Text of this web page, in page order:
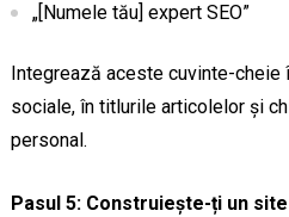
„[Numele tău] expert SEO”
Integrează aceste cuvinte-
sociale, în titlurile articolelor și
personal.
Pasul 5: Construiește-ți un